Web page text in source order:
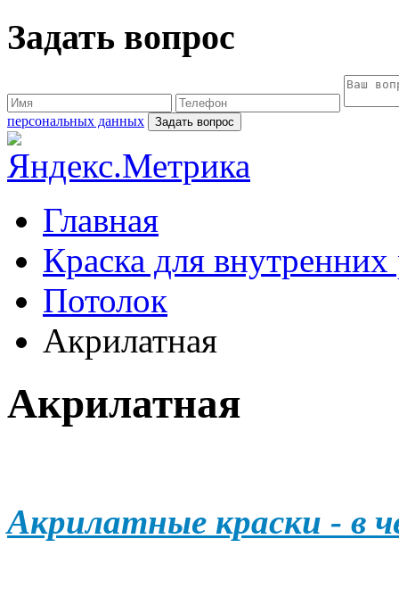
Задать вопрос
персональных данных
Главная
Краска для внутренних
Потолок
Акрилатная
Акрилатная
Акрилатные краски - в